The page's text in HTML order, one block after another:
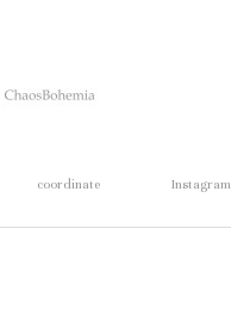
coordinate Instagram